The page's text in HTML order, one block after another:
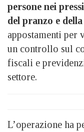
persone nei
del pranzo e della
appostamenti per
un controllo sul
fiscali e
settore.
L’operazione ha